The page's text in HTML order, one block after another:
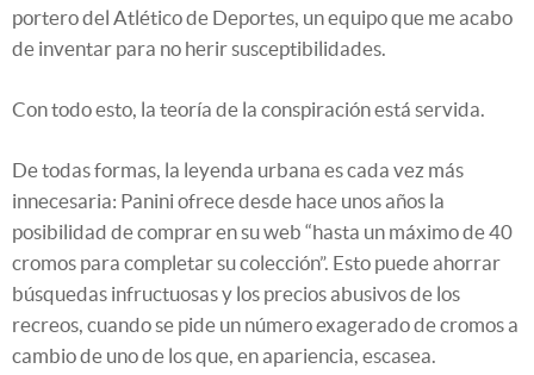
portero del Atlético de Deportes, un equipo que me acabo
de inventar para no herir susceptibilidades.
Con todo esto, la teoría de la conspiración está servida.
De todas formas, la leyenda urbana es cada vez más
innecesaria: Panini ofrece desde hace unos años la
posibilidad de comprar en su web “hasta un máximo de 40
cromos para completar su colección”. Esto puede ahorrar
búsquedas infructuosas y los precios abusivos de los
recreos, cuando se pide un número exagerado de cromos a
cambio de uno de los que, en apariencia, escasea.